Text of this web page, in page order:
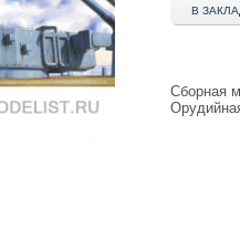
В
Сборная